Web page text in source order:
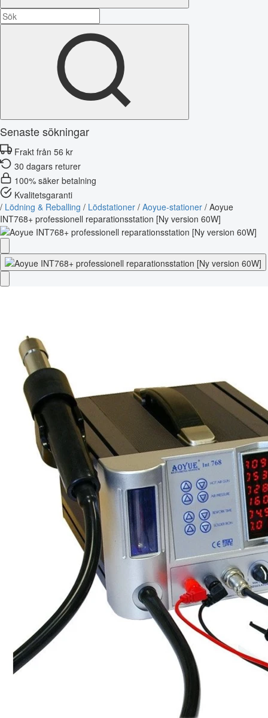
Senaste sökningar
Frakt från 56 kr
30 dagars returer
100% säker betalning
Kvalitetsgaranti
/ Lödning & Reballing / Lödstationer / Aoyue-stationer / Aoyue
INT768+ professionell reparationsstation [Ny version 60W]